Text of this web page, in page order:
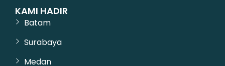
KAMI HADIR
Batam
Surabaya
Medan